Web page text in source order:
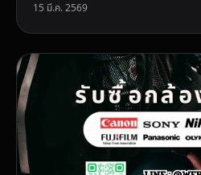
15 มี.ค. 2569